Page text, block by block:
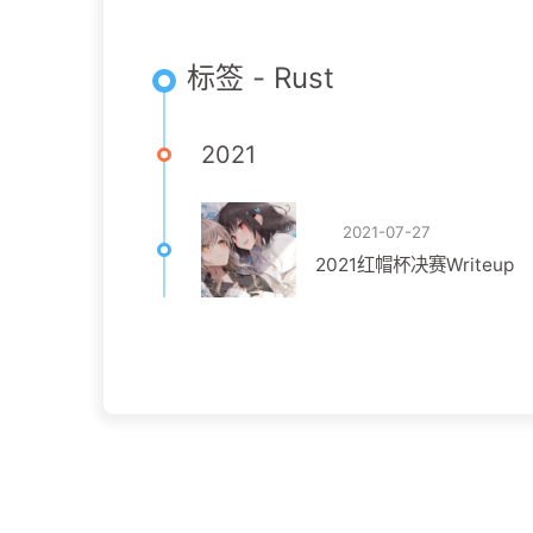
标签 - Rust
2021
2021-07-27
2021红帽杯决赛Writeup